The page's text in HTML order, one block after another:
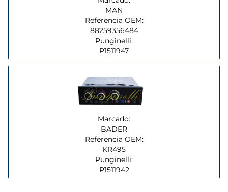
MAN
Referencia OEM:
88259356484
Punginelli:
P1511947
Marcado:
BADER
Referencia OEM:
KR495
Punginelli:
P1511942